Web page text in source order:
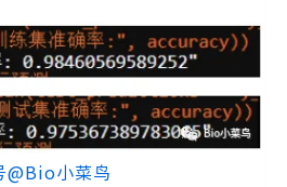
@Bio小菜鸟